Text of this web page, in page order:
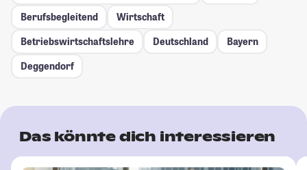
Berufsbegleitend
Wirtschaft
Betriebswirtschaftslehre
Deutschland
Bayern
Deggendorf
Das könnte dich interessieren